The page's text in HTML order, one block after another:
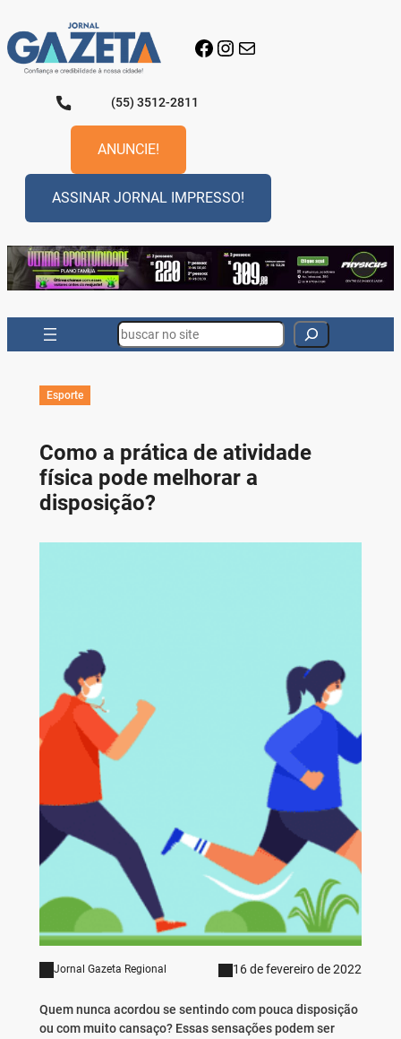
para
o
conteúdo
Facebook
Instagram
E-mail
(55) 3512-2811
ANUNCIE!
ASSINAR JORNAL IMPRESSO!
Search
Esporte
Como a prática de atividade
física pode melhorar a
disposição?
Jornal Gazeta Regional 16 de fevereiro de 2022
Quem nunca acordou se sentindo com pouca disposição
ou com muito cansaço? Essas sensações podem ser